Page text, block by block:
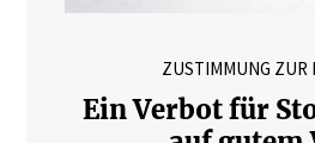
ZUSTIMMUNG ZUR
Ein Verbot für